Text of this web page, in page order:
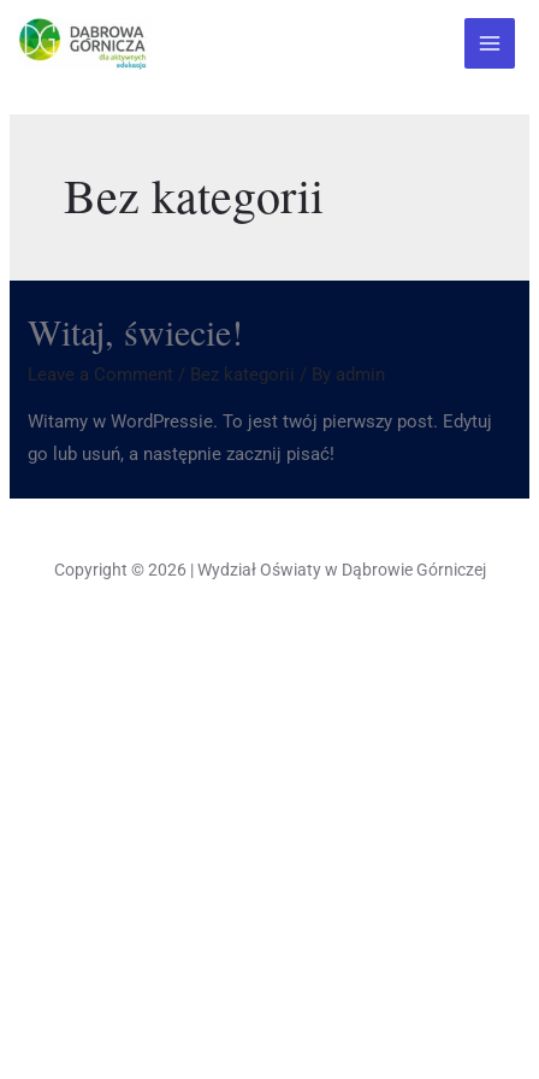
Bez kategorii
Witaj, świecie!
Leave a Comment / Bez kategorii / By admin
Witamy w WordPressie. To jest twój pierwszy post. Edytuj
go lub usuń, a następnie zacznij pisać!
Copyright © 2026 | Wydział Oświaty w Dąbrowie Górniczej